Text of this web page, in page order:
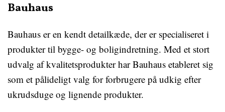
Bauhaus
Bauhaus er en kendt detailkæde, der er specialiseret i
produkter til bygge- og boligindretning. Med et stort
udvalg af kvalitetsprodukter har Bauhaus etableret sig
som et pålideligt valg for forbrugere på udkig efter
ukrudsduge og lignende produkter.